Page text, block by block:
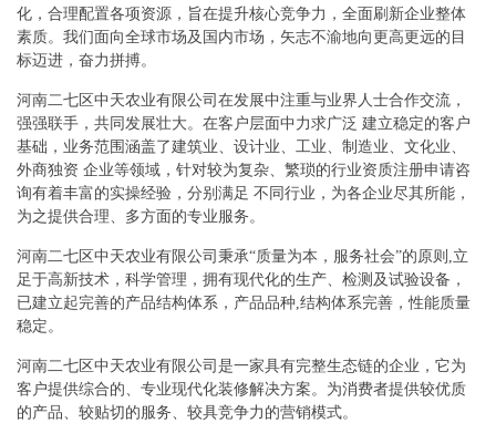
化，合理配置各项资源，旨在提升核心竞争力，全面刷新企业整体
素质。我们面向全球市场及国内市场，矢志不渝地向更高更远的目
标迈进，奋力拼搏。
河南二七区中天农业有限公司在发展中注重与业界人士合作交流，
强强联手，共同发展壮大。在客户层面中力求广泛 建立稳定的客户
基础，业务范围涵盖了建筑业、设计业、工业、制造业、文化业、
外商独资 企业等领域，针对较为复杂、繁琐的行业资质注册申请咨
询有着丰富的实操经验，分别满足 不同行业，为各企业尽其所能，
为之提供合理、多方面的专业服务。
河南二七区中天农业有限公司秉承“质量为本，服务社会”的原则,立
足于高新技术，科学管理，拥有现代化的生产、检测及试验设备，
已建立起完善的产品结构体系，产品品种,结构体系完善，性能质量
稳定。
河南二七区中天农业有限公司是一家具有完整生态链的企业，它为
客户提供综合的、专业现代化装修解决方案。为消费者提供较优质
的产品、较贴切的服务、较具竞争力的营销模式。